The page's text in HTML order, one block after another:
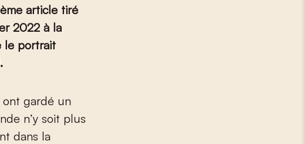
article tiré
2022 à la
le portrait
n’y soit plus
dans la